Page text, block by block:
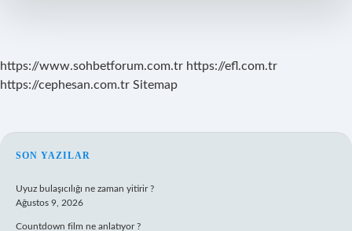
Yarar
https://www.sohbetforum.com.tr https://efl.com.tr
https://cephesan.com.tr Sitemap
SIDEBAR
SON YAZILAR
Uyuz bulaşıcılığı ne zaman yitirir ?
Ağustos 9, 2026
Countdown film ne anlatıyor ?